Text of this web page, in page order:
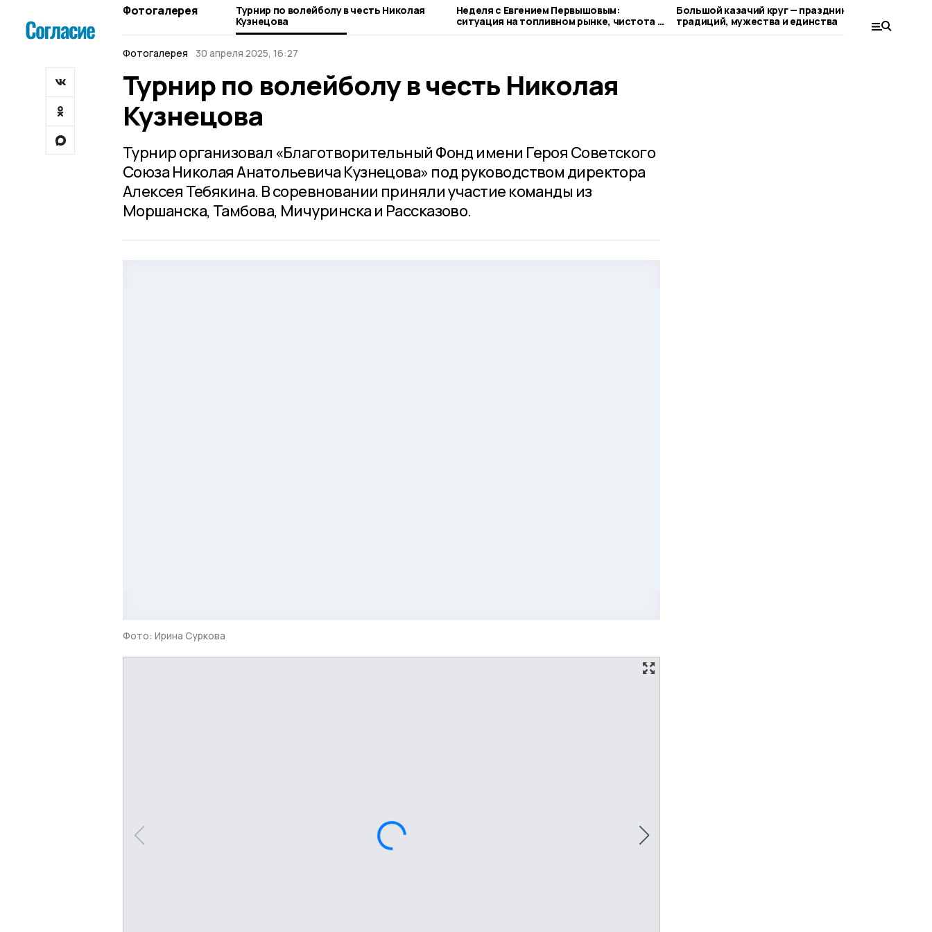
Фотогалерея
Турнир по волейболу в честь Николая
Кузнецова
Неделя с Евгением Первышовым:
ситуация на топливном рынке, чистота в
городе и приоритеты образования
Большой казачий круг — праздник
традиций, мужества и единства
Фотогалерея 30 апреля 2025, 16:27
Турнир по волейболу в честь Николая
Кузнецова
Турнир организовал «Благотворительный Фонд имени Героя Советского
Союза Николая Анатольевича Кузнецова» под руководством директора
Алексея Тебякина. В соревновании приняли участие команды из
Моршанска, Тамбова, Мичуринска и Рассказово.
Фото: Ирина Суркова